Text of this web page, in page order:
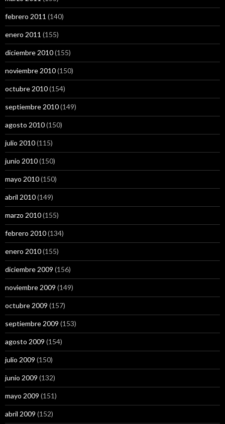
febrero 2011 (140)
enero 2011 (155)
diciembre 2010(155)
noviembre 2010(150)
octubre 2010(154)
septiembre 2010(149)
agosto 2010(150)
julio 2010(115)
junio 2010(150)
mayo 2010(150)
abril 2010(149)
marzo 2010(155)
febrero 2010(134)
enero 2010(155)
diciembre 2009 (156)
noviembre 2009 (149)
octubre 2009 (157)
septiembre 2009 (153)
agosto 2009 (154)
julio 2009 (150)
junio 2009 (132)
mayo 2009 (151)
abril 2009 (152)